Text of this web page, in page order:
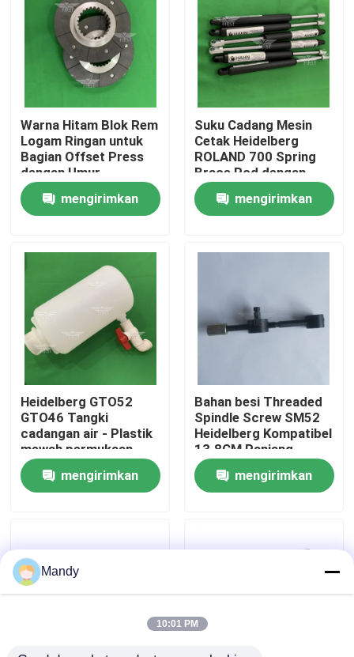
Beranda
Tentang Kami
Tur Pabrik
Kontrol Kualitas
Hubungi Kami
Kasus
Blog
Warna Hitam Blok Rem
Logam Ringan untuk
Bagian Offset Press
dengan Umur
Penggunaan yang
Panjangmengirimkan
Suku Cadang Mesin
Cetak Heidelberg
ROLAND 700 Spring
Brace Rod dengan
Harga Pabrik Kualitas
Terjamin Pelayanan
Cepat
mengirimkan
Heidelberg GTO52
GTO46 Tangki
cadangan air - Plastik
mewah permukaan
halus Ukuran standar
mengirimkan
Bahan besi Threaded
Spindle Screw SM52
Heidelberg Kompatibel
13.8CM Panjang
Offset Printing Parts
mengirimkan
Mandy
10:01 PM